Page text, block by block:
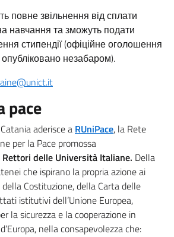
повне звільнення від сплати
навчання та зможуть подати
стипендії (офіційне оголошення
незабаром).
pace
aderisce a RUniPace, la Rete
per la Pace promossa
Rettori delle Università Italiane. Della
che ispirano la propria azione ai
Costituzione, della Carta delle
istitutivi dell’Unione Europea,
la sicurezza e la cooperazione in
nella consapevolezza che: